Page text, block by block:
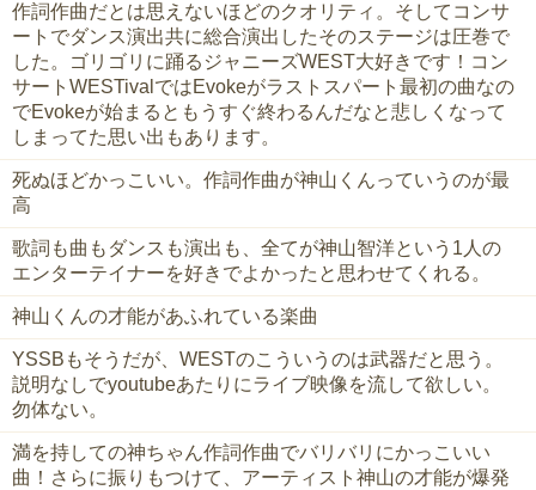
作詞作曲だとは思えないほどのクオリティ。そしてコンサ
ートでダンス演出共に総合演出したそのステージは圧巻で
した。ゴリゴリに踊るジャニーズWEST大好きです！コン
サートWESTivalではEvokeがラストスパート最初の曲なの
でEvokeが始まるともうすぐ終わるんだなと悲しくなって
しまってた思い出もあります。
死ぬほどかっこいい。作詞作曲が神山くんっていうのが最
高
歌詞も曲もダンスも演出も、全てが神山智洋という1人の
エンターテイナーを好きでよかったと思わせてくれる。
神山くんの才能があふれている楽曲
YSSBもそうだが、WESTのこういうのは武器だと思う。
説明なしでyoutubeあたりにライブ映像を流して欲しい。
勿体ない。
満を持しての神ちゃん作詞作曲でバリバリにかっこいい
曲！さらに振りもつけて、アーティスト神山の才能が爆発